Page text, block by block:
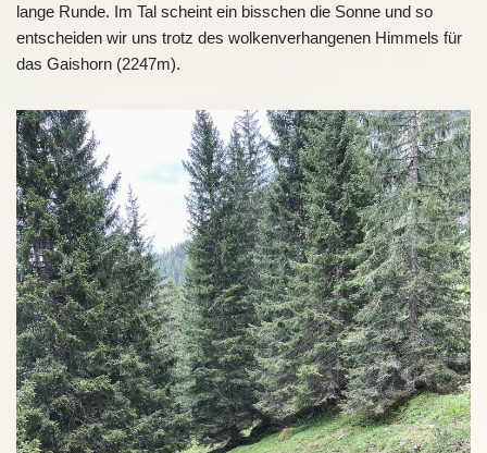
lange Runde. Im Tal scheint ein bisschen die Sonne und so
entscheiden wir uns trotz des wolkenverhangenen Himmels für
das Gaishorn (2247m).